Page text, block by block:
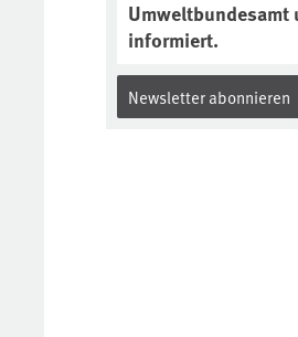
Umweltbundesamt
informiert.
Newsletter abonnieren